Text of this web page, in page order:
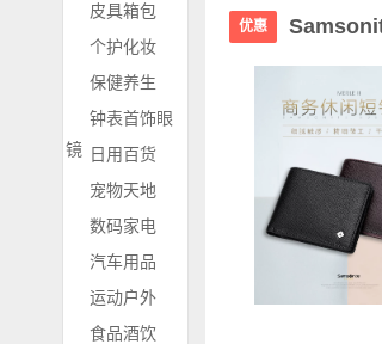
皮具箱包
个护化妆
保健养生
钟表首饰眼
镜 日用百货
宠物天地
数码家电
汽车用品
运动户外
食品酒饮
优惠